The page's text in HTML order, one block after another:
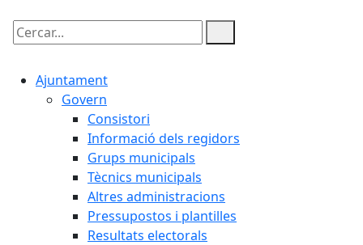
Cercar:
Ajuntament
Govern
Consistori
Informació dels regidors
Grups municipals
Tècnics municipals
Altres administracions
Pressupostos i plantilles
Resultats electorals